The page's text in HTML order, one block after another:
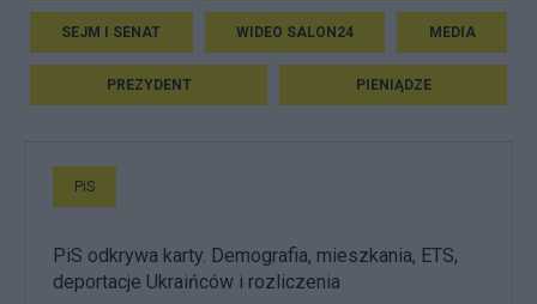
SEJM I SENAT WIDEO SALON24 MEDIA
PREZYDENT PIENIĄDZE
PiS
PiS odkrywa karty. Demografia, mieszkania, ETS,
deportacje Ukraińców i rozliczenia